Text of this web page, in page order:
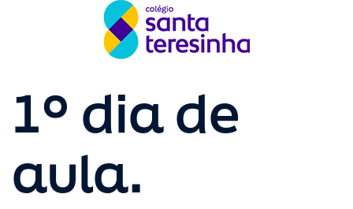
1º dia de
aula.